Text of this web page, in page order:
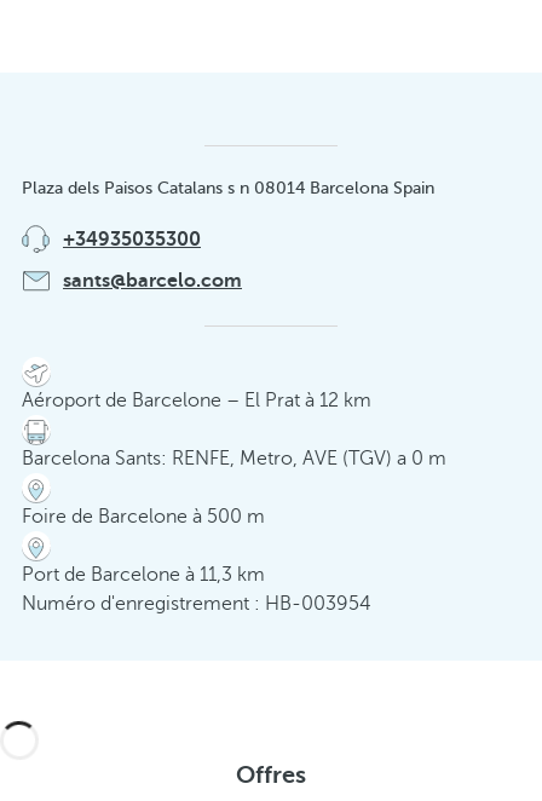
Plaza dels Paisos Catalans s n 08014 Barcelona Spain
+34935035300
sants@barcelo.com
Aéroport de Barcelone – El Prat à 12 km
Barcelona Sants: RENFE, Metro, AVE (TGV) a 0 m
Foire de Barcelone à 500 m
Port de Barcelone à 11,3 km
Numéro d'enregistrement : HB-003954
Offres